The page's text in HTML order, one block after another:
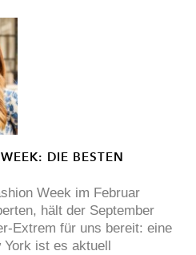
DIE BESTEN
Week im Februar
hält der September
Extrem für uns bereit: eine
ist es aktuell